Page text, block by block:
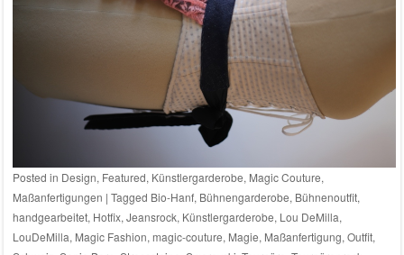
Posted in Design, Featured, Künstlergarderobe, Magic Couture,
Maßanfertigungen | Tagged Bio-Hanf, Bühnengarderobe, Bühnenoutfit,
handgearbeitet, Hotfix,Jeansrock, Künstlergarderobe, Lou DeMilla,
LouDeMilla, Magic Fashion,magic-couture, Magie, Maßanfertigung,Outfit,